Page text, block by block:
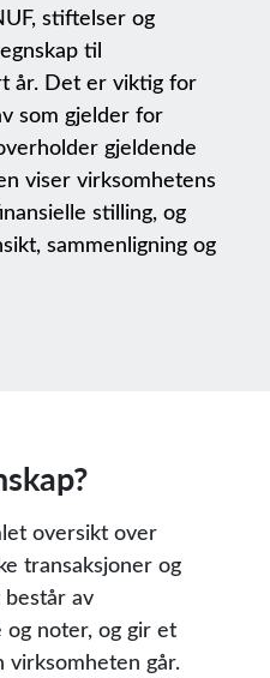
stiftelser og
til
år. Det er viktig for
som gjelder for
gjeldende
viser virksomhetens
stilling, og
sammenligning og
oversikt over
transaksjoner og
av
og noter, og gir et
virksomheten går.